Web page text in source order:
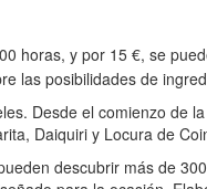
horas, y por 15 €, se
las posibilidades de
Desde el comienzo
Daiquiri y Locura de
descubrir más de